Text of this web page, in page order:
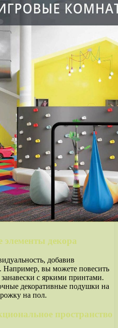
элементы декора
добавив
Например, вы можете повесить
с яркими принтами.
декоративные подушки на
на пол.
пространство